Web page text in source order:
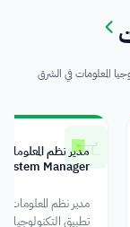
المعلومات في الشرق
System Manager
تطبيق التكنولوجيا